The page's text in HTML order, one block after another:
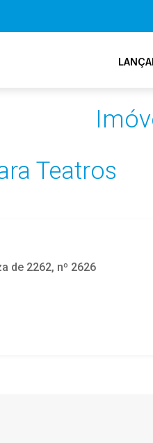
Teatros
de 2262, nº 2626